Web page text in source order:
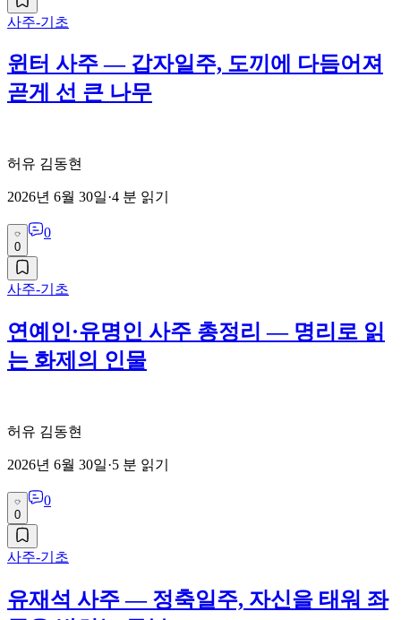
사주-기초
윈터 사주 — 갑자일주, 도끼에 다듬어져
곧게 선 큰 나무
허유 김동현
2026년 6월 30일·4 분 읽기
0
0
사주-기초
연예인·유명인 사주 총정리 — 명리로 읽
는 화제의 인물
허유 김동현
2026년 6월 30일·5 분 읽기
0
0
사주-기초
유재석 사주 — 정축일주, 자신을 태워 좌